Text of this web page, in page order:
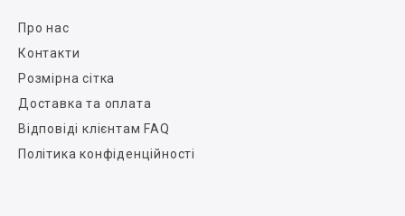
Про нас
Контакти
Розмірна сітка
Доставка та оплата
Відповіді клієнтам FAQ
Політика конфіденційності